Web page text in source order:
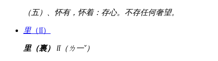
（五）、怀有，怀着：存心。不存任何奢望。
里（lǐ）
里（裏） lǐ（ㄌ一ˇ）